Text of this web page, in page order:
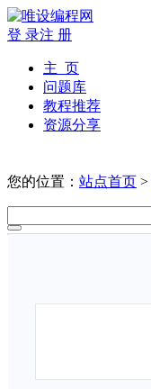
登 录注 册
主 页
问题库
教程推荐
资源分享
您的位置： 站点首页 >